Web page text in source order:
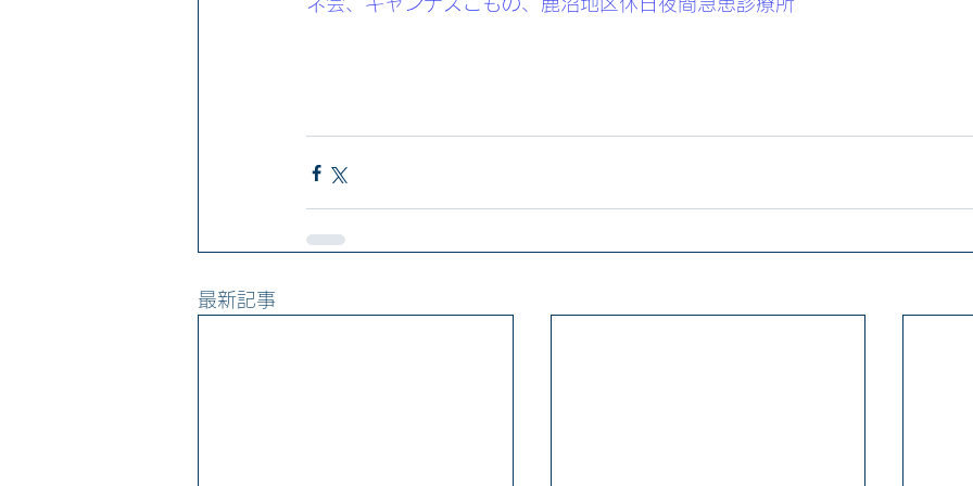
最新記事